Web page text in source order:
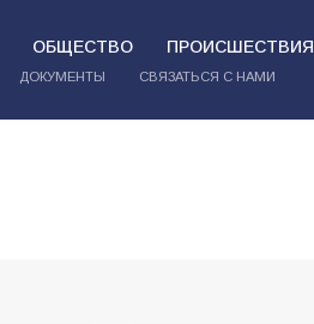
ОБЩЕСТВО ПРОИСШЕСТВИЯ
ДОКУМЕНТЫ СВЯЗАТЬСЯ С НАМИ